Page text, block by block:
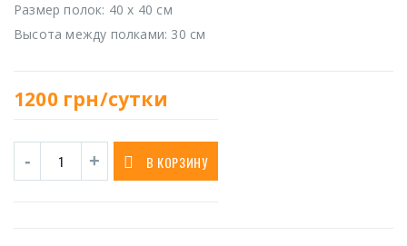
Размер полок: 40 х 40 см
Высота между полками: 30 см
1200 грн/сутки
В КОРЗИНУ